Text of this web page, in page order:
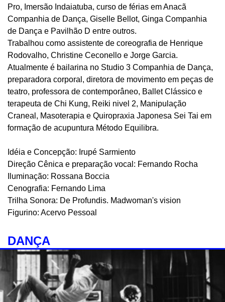
Pro, Imersão Indaiatuba, curso de férias em Anacã
Companhia de Dança, Giselle Bellot, Ginga Companhia
de Dança e Pavilhão D entre outros.
Trabalhou como assistente de coreografia de Henrique
Rodovalho, Christine Ceconello e Jorge Garcia.
Atualmente é bailarina no Studio 3 Companhia de Dança,
preparadora corporal, diretora de movimento em peças de
teatro, professora de contemporâneo, Ballet Clássico e
terapeuta de Chi Kung, Reiki nivel 2, Manipulação
Craneal, Masoterapia e Quiropraxia Japonesa Sei Tai em
formação de acupuntura Método Equilibra.
Idéia e Concepção: Irupé Sarmiento
Direção Cênica e preparação vocal: Fernando Rocha
Iluminação: Rossana Boccia
Cenografia: Fernando Lima
Trilha Sonora: De Profundis. Madwoman's vision
Figurino: Acervo Pessoal
DANÇA